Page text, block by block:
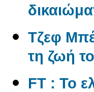
Tζεφ
τη ζωή
FT : Το